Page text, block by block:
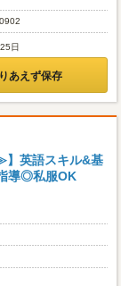
日
あえず保存
】英語スキル&基
導◎私服OK